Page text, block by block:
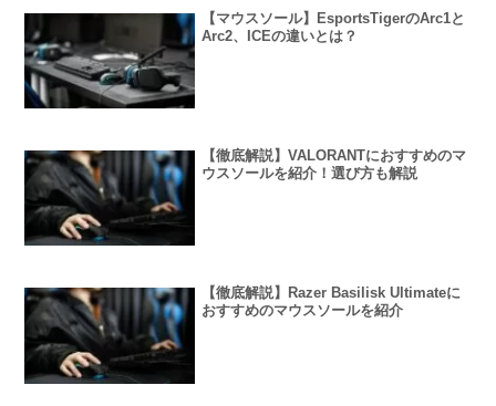
【マウスソール】EsportsTigerのArc1と
Arc2、ICEの違いとは？
【徹底解説】VALORANTにおすすめのマ
ウスソールを紹介！選び方も解説
【徹底解説】Razer Basilisk Ultimateに
おすすめのマウスソールを紹介